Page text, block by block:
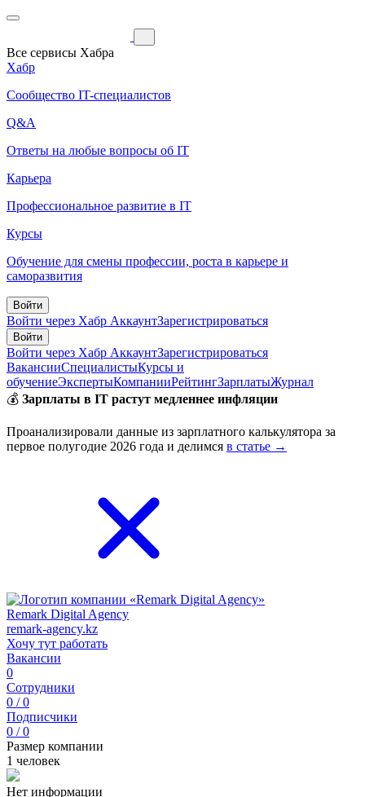
Все сервисы Хабра
Хабр
Сообщество IT-специалистов
Q&A
Ответы на любые вопросы об IT
Карьера
Профессиональное развитие в IT
Курсы
Обучение для смены профессии, роста в карьере и
саморазвития
Войти
Войти через Хабр АккаунтЗарегистрироваться
Войти
Войти через Хабр АккаунтЗарегистрироваться
ВакансииСпециалистыКурсы и
обучениеЭкспертыКомпанииРейтингЗарплатыЖурнал
💰 Зарплаты в IT растут медленнее инфляции
Проанализировали данные из зарплатного калькулятора за
первое полугодие 2026 года и делимся в статье →
Remark Digital Agency
remark-agency.kz
Хочу тут работать
Вакансии
0
Сотрудники
0 / 0
Подписчики
0 / 0
Размер компании
1 человек
Нет информации